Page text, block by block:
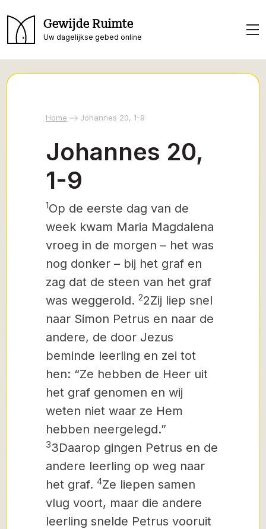
Gewijde Ruimte
Uw dagelijkse gebed online
Home Johannes 20, 1-9
Johannes 20,
1-9
1Op de eerste dag van de
week kwam Maria Magdalena
vroeg in de morgen – het was
nog donker – bij het graf en
zag dat de steen van het graf
was weggerold. 22Zij liep snel
naar Simon Petrus en naar de
andere, de door Jezus
beminde leerling en zei tot
hen: “Ze hebben de Heer uit
het graf genomen en wij
weten niet waar ze Hem
hebben neergelegd.”
33Daarop gingen Petrus en de
andere leerling op weg naar
het graf. 4Ze liepen samen
vlug voort, maar die andere
leerling snelde Petrus vooruit